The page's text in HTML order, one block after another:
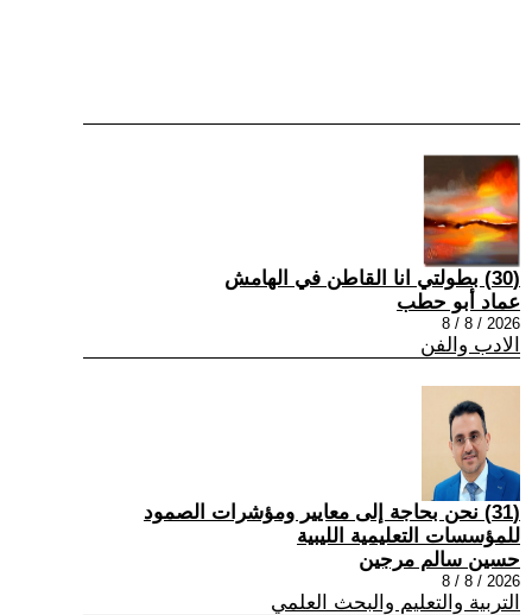
(30) بطولتي انا القاطن في الهامش
عماد أبو حطب
2026 / 8 / 8
الادب والفن
(31) نحن بحاجة إلى معايير ومؤشرات الصمود
للمؤسسات التعليمية الليبية
حسين سالم مرجين
2026 / 8 / 8
التربية والتعليم والبحث العلمي